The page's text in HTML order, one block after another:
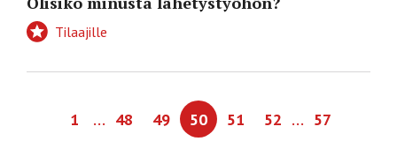
Tilaajille
1 … 48 49 50 51 52 … 57